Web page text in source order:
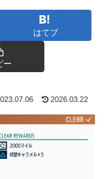
はてブ
ー
2026.03.22